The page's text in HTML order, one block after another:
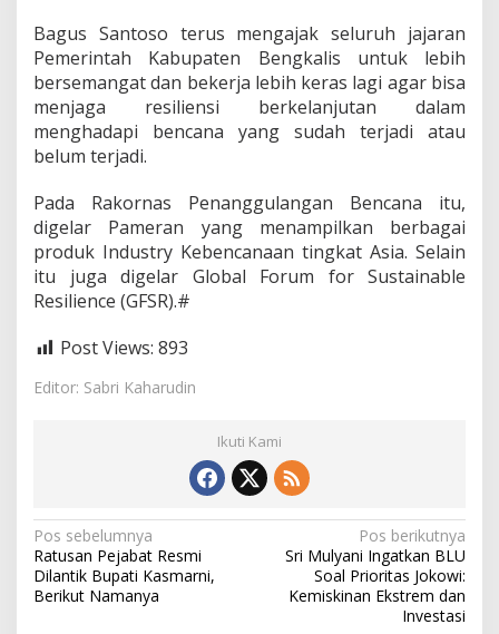
Bagus Santoso terus mengajak seluruh jajaran
Pemerintah Kabupaten Bengkalis untuk lebih
bersemangat dan bekerja lebih keras lagi agar bisa
menjaga resiliensi berkelanjutan dalam
menghadapi bencana yang sudah terjadi atau
belum terjadi.
Pada Rakornas Penanggulangan Bencana itu,
digelar Pameran yang menampilkan berbagai
produk Industry Kebencanaan tingkat Asia. Selain
itu juga digelar Global Forum for Sustainable
Resilience (GFSR).#
Post Views: 893
Editor: Sabri Kaharudin
Ikuti Kami
N
a
v
Pos sebelumnya
Ratusan Pejabat Resmi
Dilantik Bupati Kasmarni,
Berikut Namanya
Pos berikutnya
Sri Mulyani Ingatkan BLU
Soal Prioritas Jokowi:
Kemiskinan Ekstrem dan
Investasi